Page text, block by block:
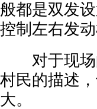
般都是双发
控制左右发
对于现场
村民的描述
大。